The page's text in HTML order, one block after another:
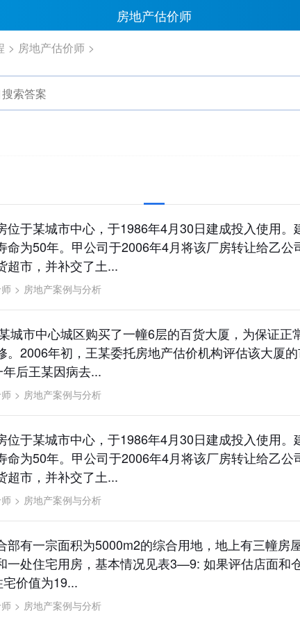
房地产估价师
房地产估价师
位于某城市中心，于1986年4月30日建成投入使用。
命为50年。甲公司于2006年4月将该厂房转让给乙公
超市，并补交了土...
> 房地产案例与分析
城市中心城区购买了一幢6层的百货大厦，为保证正
。2006年初，王某委托房地产估价机构评估该大厦
后王某因病去...
> 房地产案例与分析
位于某城市中心，于1986年4月30日建成投入使用。
命为50年。甲公司于2006年4月将该厂房转让给乙公
超市，并补交了土...
> 房地产案例与分析
部有一宗面积为5000m2的综合用地，地上有三幢房
一处住宅用房，基本情况见表3—9: 如果评估店面和
价值为19...
> 房地产案例与分析